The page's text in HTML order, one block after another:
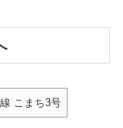
こまち3号